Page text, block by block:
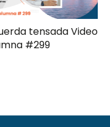
Gerencia de
moderna Clave ComPol